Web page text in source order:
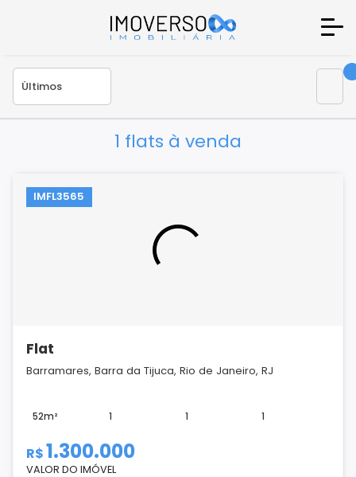
1 flats à venda
IMFL3565
Flat
Barramares, Barra da Tijuca, Rio de Janeiro, RJ
52m² 1 1 1
R$1.300.000
VALOR DO IMÓVEL